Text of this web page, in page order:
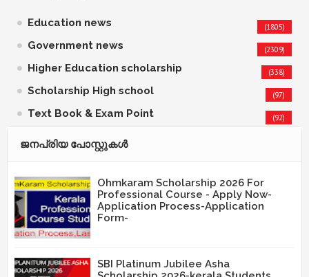
Education news (1805)
Government news (2309)
Higher Education scholarship (338)
Scholarship High school (97)
Text Book & Exam Point (92)
ജനപ്രിയ പോസ്റ്റുകള്‍‌
Ohmkaram Scholarship 2026 For
Professional Course - Apply Now-
Application Process-Application
Form-
SBI Platinum Jubilee Asha